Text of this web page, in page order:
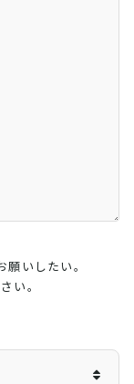
いしたい。
い。